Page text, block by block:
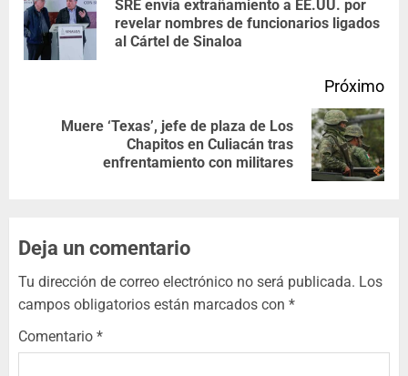
SRE envía extrañamiento a EE.UU. por
revelar nombres de funcionarios ligados
al Cártel de Sinaloa
Próximo
Muere ‘Texas’, jefe de plaza de Los
Chapitos en Culiacán tras
enfrentamiento con militares
Deja un comentario
Tu dirección de correo electrónico no será publicada. Los
campos obligatorios están marcados con *
Comentario *